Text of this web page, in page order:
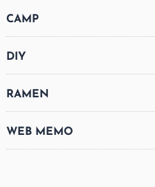
CAMP
DIY
RAMEN
WEB MEMO